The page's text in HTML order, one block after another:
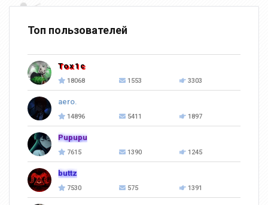
Топ пользователей
Tox1c
18068 1553 3303
aero.
14896 5411 1897
Pupupu
7615 1390 1245
buttz
7530 575 1391